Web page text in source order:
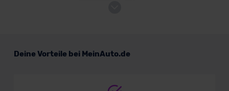
Deine Vorteile bei MeinAuto.de